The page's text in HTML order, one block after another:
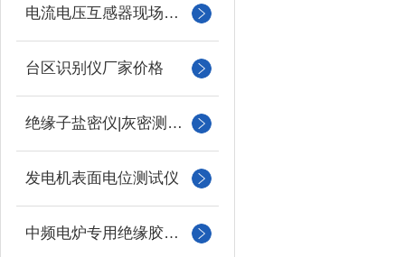
电流电压互感器现场校验仪
台区识别仪厂家价格
绝缘子盐密仪|灰密测试仪
发电机表面电位测试仪
中频电炉专用绝缘胶木柱